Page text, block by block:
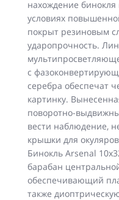
нахождение
условиях
покрыт резиновым
ударопрочность.
с
серебра обеспечат
картинку.
поворотно-
вести наблюдение,
крышки для
Бинокль Arsenal
барабан
обеспечивающий
также